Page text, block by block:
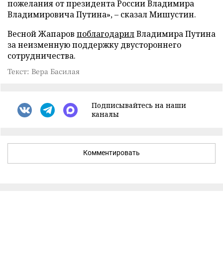
пожелания от президента России Владимира
Владимировича Путина», – сказал Мишустин.
Весной Жапаров поблагодарилВладимира Путина
за неизменную поддержку двустороннего
сотрудничества.
Текст: Вера Басилая
Подписывайтесь на наши
каналы
Комментировать